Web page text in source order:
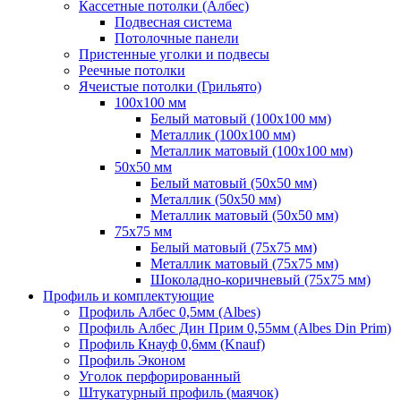
Кассетные потолки (Албес)
Подвесная система
Потолочные панели
Пристенные уголки и подвесы
Реечные потолки
Ячеистые потолки (Грильято)
100х100 мм
Белый матовый (100х100 мм)
Металлик (100х100 мм)
Металлик матовый (100х100 мм)
50х50 мм
Белый матовый (50х50 мм)
Металлик (50х50 мм)
Металлик матовый (50х50 мм)
75х75 мм
Белый матовый (75х75 мм)
Металлик матовый (75х75 мм)
Шоколадно-коричневый (75х75 мм)
Профиль и комплектующие
Профиль Албес 0,5мм (Albes)
Профиль Албес Дин Прим 0,55мм (Albes Din Prim)
Профиль Кнауф 0,6мм (Knauf)
Профиль Эконом
Уголок перфорированный
Штукатурный профиль (маячок)